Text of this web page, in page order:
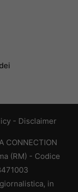
- Disclaimer
CONNECTION
(RM) - Codice
in